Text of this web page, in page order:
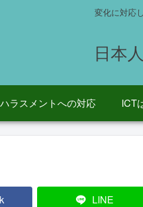
変化に対応
日本
ハラスメントへの対応 ICT
LINE